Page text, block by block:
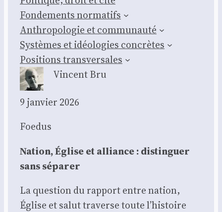
Fon­de­ments nor­ma­tifs
Anthro­po­lo­gie et com­mu­nau­té
Sys­tèmes et idéo­lo­gies concrètes
Posi­tions trans­ver­sales
Vincent Bru
9 jan­vier 2026
Foe­dus
Nation, Église et alliance : dis­tin­guer
sans sépa­rer
La ques­tion du rap­port entre nation,
Église et salut tra­verse toute l’histoire